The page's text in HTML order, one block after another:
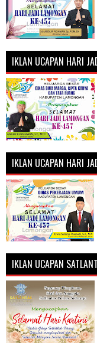
IKLAN UCAPAN HARI
IKLAN UCAPAN HARI
IKLAN UCAPAN